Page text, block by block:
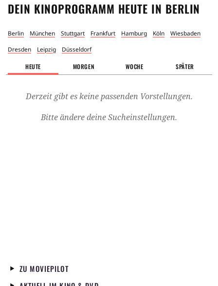
DEIN KINOPROGRAMM HEUTE IN BERLIN
Berlin München Stuttgart Frankfurt Hamburg Köln
Wiesbaden
Dresden
Leipzig Düsseldorf
HEUTE MORGEN WOCHE SPÄTER
Derzeit gibt es keine passenden Vorstellungen.
Bitte ändere deine Sucheinstellungen.
ZU MOVIEPILOT